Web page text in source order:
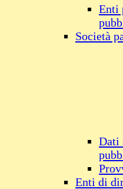
Enti
Società
Dati
Enti di